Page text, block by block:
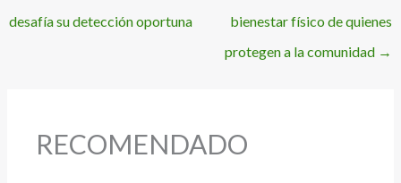
desafía su detección oportuna
bienestar físico de quienes
protegen a la comunidad →
RECOMENDADO